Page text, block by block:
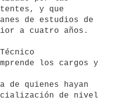
y que
de estudios de
a cuatro años.
los cargos y
de quienes hayan
de nivel